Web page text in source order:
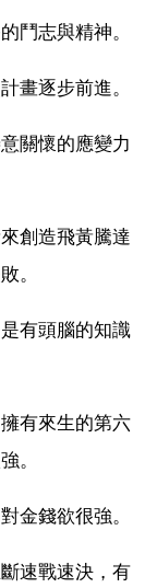
鬥志與精神。
畫逐步前進。
關懷的應變力
創造飛黃騰達
。
有頭腦的知識
有來生的第六
。
金錢欲很強。
速戰速決，有